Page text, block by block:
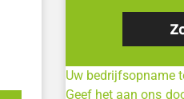
Uw bedrijfsopname
Geef het aan ons